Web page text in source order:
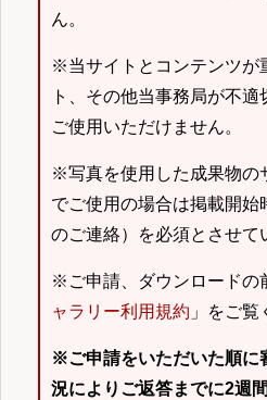
ん。
※当サイトとコンテンツが
ト、その他当事務局が不
ご使用いただけません。
※写真を使用した成果物の
でご使用の場合は掲載開
のご連絡）を必須とさせて
※ご申請、ダウンロードの
ャラリー利用規約 」をご覧
※ご申請をいただいた順に
況によりご返答までに2週